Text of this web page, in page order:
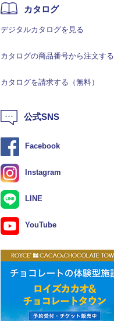
カタログ
デジタルカタログを見る
カタログの商品番号から注文する
カタログを請求する（無料）
公式SNS
Facebook
Instagram
LINE
YouTube